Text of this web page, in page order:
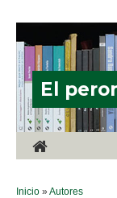
El
SE ENCUENTRA
Inicio »Autores